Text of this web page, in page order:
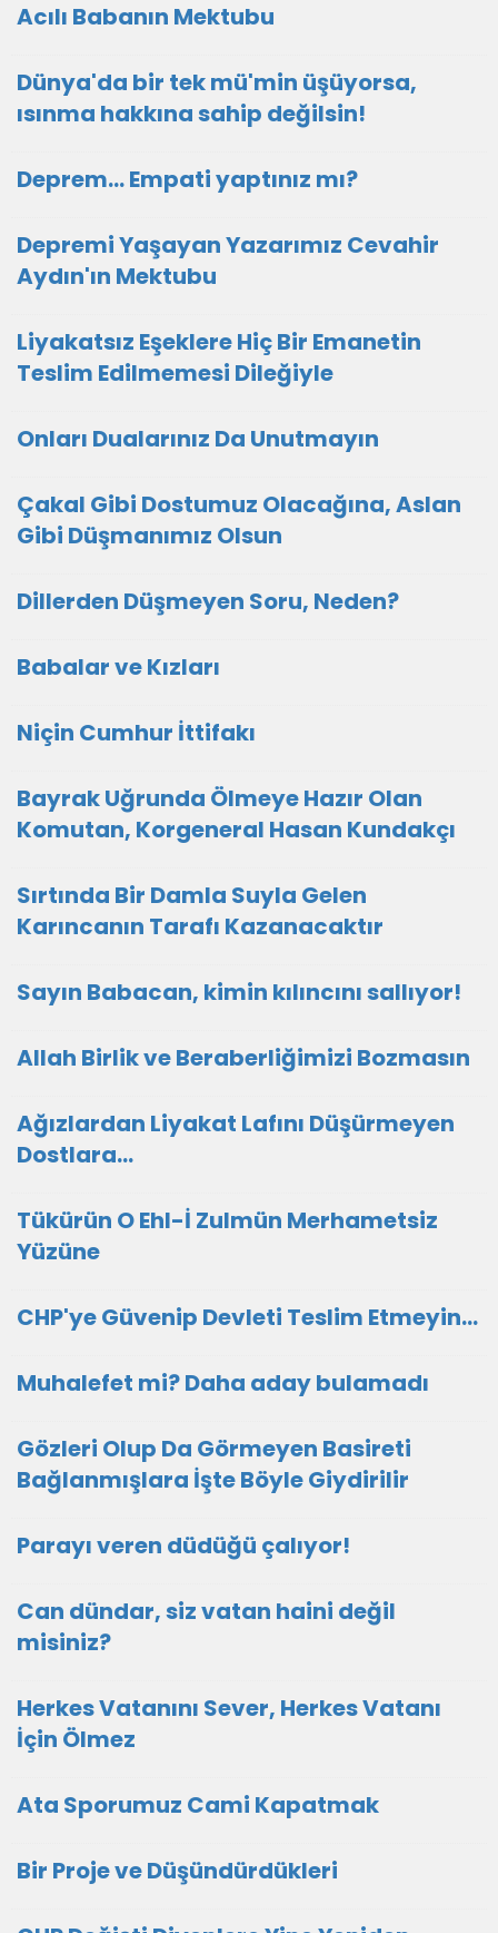
Acılı Babanın Mektubu
Dünya'da bir tek mü'min üşüyorsa,
ısınma hakkına sahip değilsin!
Deprem... Empati yaptınız mı?
Depremi Yaşayan Yazarımız Cevahir
Aydın'ın Mektubu
Liyakatsız Eşeklere Hiç Bir Emanetin
Teslim Edilmemesi Dileğiyle
Onları Dualarınız Da Unutmayın
Çakal Gibi Dostumuz Olacağına, Aslan
Gibi Düşmanımız Olsun
Dillerden Düşmeyen Soru, Neden?
Babalar ve Kızları
Niçin Cumhur İttifakı
Bayrak Uğrunda Ölmeye Hazır Olan
Komutan, Korgeneral Hasan Kundakçı
Sırtında Bir Damla Suyla Gelen
Karıncanın Tarafı Kazanacaktır
Sayın Babacan, kimin kılıncını sallıyor!
Allah Birlik ve Beraberliğimizi Bozmasın
Ağızlardan Liyakat Lafını Düşürmeyen
Dostlara...
Tükürün O Ehl-İ Zulmün Merhametsiz
Yüzüne
CHP'ye Güvenip Devleti Teslim Etmeyin…
Muhalefet mi? Daha aday bulamadı
Gözleri Olup Da Görmeyen Basireti
Bağlanmışlara İşte Böyle Giydirilir
Parayı veren düdüğü çalıyor!
Can dündar, siz vatan haini değil
misiniz?
Herkes Vatanını Sever, Herkes Vatanı
İçin Ölmez
Ata Sporumuz Cami Kapatmak
Bir Proje ve Düşündürdükleri